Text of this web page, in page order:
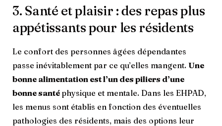
3. Santé et plaisir : des repas plus
appétissants pour les résidents
Le confort des personnes âgées dépendantes
passe inévitablement par ce qu’elles mangent. Une
bonne alimentation est l’un des piliers d’une
bonne santé physique et mentale. Dans les EHPAD,
les menus sont établis en fonction des éventuelles
pathologies des résidents, mais des options leur